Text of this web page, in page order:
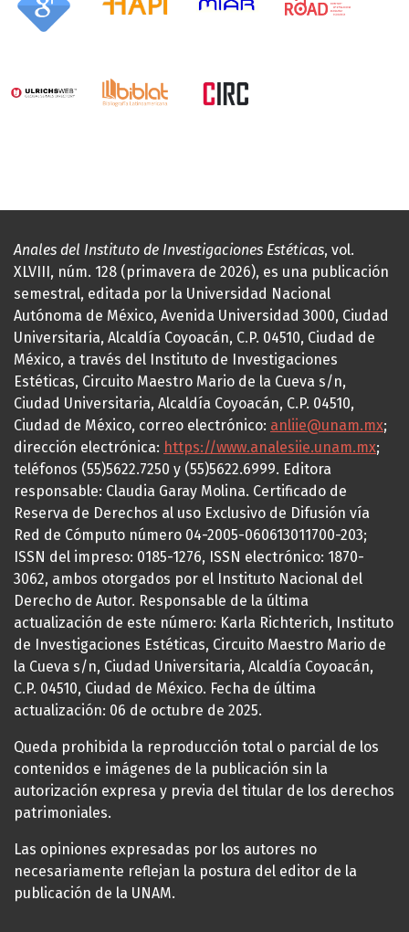
Anales del Instituto de Investigaciones Estéticas, vol.
XLVIII, núm. 128 (primavera de 2026), es una publicación
semestral, editada por la Universidad Nacional
Autónoma de México, Avenida Universidad 3000, Ciudad
Universitaria, Alcaldía Coyoacán, C.P. 04510, Ciudad de
México, a través del Instituto de Investigaciones
Estéticas, Circuito Maestro Mario de la Cueva s/n,
Ciudad Universitaria, Alcaldía Coyoacán, C.P. 04510,
Ciudad de México, correo electrónico: anliie@unam.mx;
dirección electrónica: https://www.analesiie.unam.mx;
teléfonos (55)5622.7250 y (55)5622.6999. Editora
responsable: Claudia Garay Molina. Certificado de
Reserva de Derechos al uso Exclusivo de Difusión vía
Red de Cómputo número 04-2005-060613011700-203;
ISSN del impreso: 0185-1276, ISSN electrónico: 1870-
3062, ambos otorgados por el Instituto Nacional del
Derecho de Autor. Responsable de la última
actualización de este número: Karla Richterich, Instituto
de Investigaciones Estéticas, Circuito Maestro Mario de
la Cueva s/n, Ciudad Universitaria, Alcaldía Coyoacán,
C.P. 04510, Ciudad de México. Fecha de última
actualización: 06 de octubre de 2025.
Queda prohibida la reproducción total o parcial de los
contenidos e imágenes de la publicación sin la
autorización expresa y previa del titular de los derechos
patrimoniales.
Las opiniones expresadas por los autores no
necesariamente reflejan la postura del editor de la
publicación de la UNAM.